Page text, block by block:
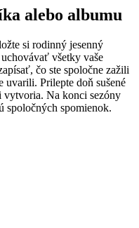
alebo albumu
si rodinný jesenný
všetky vaše
čo ste spoločne zažili
uvarili. Prilepte doň sušené
vytvoria. Na konci sezóny
spoločných spomienok.